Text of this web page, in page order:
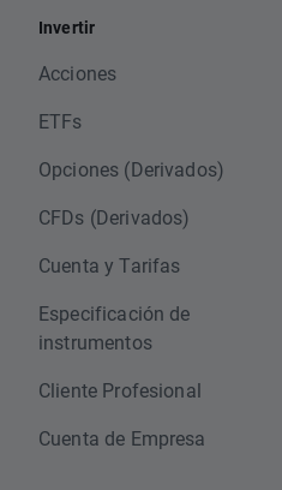
Invertir
Acciones
ETFs
Opciones (Derivados)
CFDs (Derivados)
Cuenta y Tarifas
Especificación de
instrumentos
Cliente Profesional
Cuenta de Empresa